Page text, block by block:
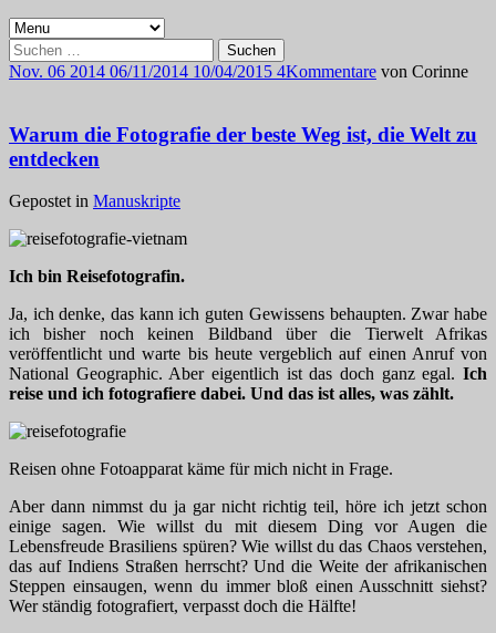
Suchen
nach:
Nov. 06 2014 06/11/2014 10/04/2015 4Kommentare von Corinne
Warum die Fotografie der beste Weg ist, die Welt zu
entdecken
Gepostet in Manuskripte
Ich bin Reisefotografin.
Ja, ich denke, das kann ich guten Gewissens behaupten. Zwar habe
ich bisher noch keinen Bildband über die Tierwelt Afrikas
veröffentlicht und warte bis heute vergeblich auf einen Anruf von
National Geographic. Aber eigentlich ist das doch ganz egal. Ich
reise und ich fotografiere dabei. Und das ist alles, was zählt.
Reisen ohne Fotoapparat käme für mich nicht in Frage.
Aber dann nimmst du ja gar nicht richtig teil, höre ich jetzt schon
einige sagen. Wie willst du mit diesem Ding vor Augen die
Lebensfreude Brasiliens spüren? Wie willst du das Chaos verstehen,
das auf Indiens Straßen herrscht? Und die Weite der afrikanischen
Steppen einsaugen, wenn du immer bloß einen Ausschnitt siehst?
Wer ständig fotografiert, verpasst doch die Hälfte!